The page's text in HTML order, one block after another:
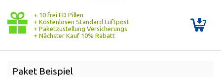
+ 10 frei ED Pillen
+ Kostenlosen Standard Luftpost
+ Paketzustellung Versicherungs
+ Nächster Kauf 10% Rabatt
Paket Beispiel